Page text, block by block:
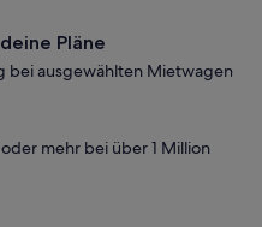
Pläne
bei ausgewählten Mietwagen
mehr bei über 1 Million